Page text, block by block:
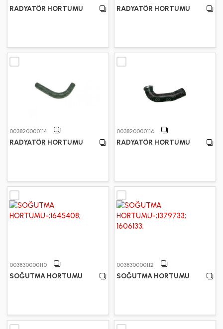
RADYATÖR HORTUMU RADYATÖR HORTUMU
003820000114
RADYATÖR HORTUMU
003820000116
RADYATÖR HORTUMU
003830000110
SOĞUTMA HORTUMU
003830000112
SOĞUTMA HORTUMU